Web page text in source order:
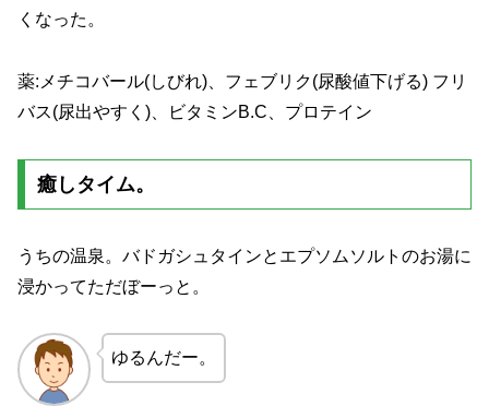
くなった。
薬:メチコバール(しびれ)、フェブリク(尿酸値下げる) フリ
バス(尿出やすく)、ビタミンB.C、プロテイン
癒しタイム。
うちの温泉。バドガシュタインとエプソムソルトのお湯に
浸かってただぼーっと。
ゆるんだー。